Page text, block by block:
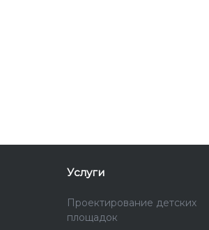
Услуги
Проектирование детских
площадок